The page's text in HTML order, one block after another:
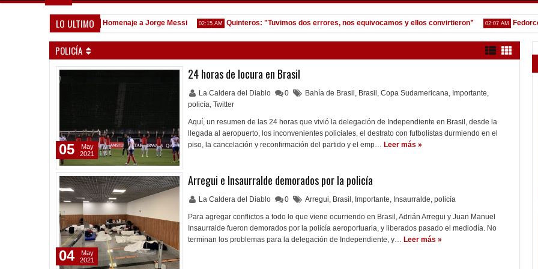
LO ULTIMO
11:47 AM Homenaje a Jorge Messi 02:15 AM Quinteros: "Tuvimos dos errores, nos equivocamos y ellos convirtieron” 02:07 AM Fedorco:
POLICÍA
24 horas de locura en Brasil
La Caldera del Diablo 0 Bahía de Brasil , Brasil , Copa Sudamericana, Importante,
policía, Twitter
Aquí, un resumen de las 24 horas que vivió la delegación de Independiente en Brasil, desde la
llegada al aeropuerto, los inconvenientes policiales, el destrato con futbolistas durmiendo en el
piso, la cancelación y reconfirmación del partido y el emp… Leer más »
05
May
2021
Arregui e Insaurralde demorados por la policía
La Caldera del Diablo 0 Arregui, Brasil , Importante, Insaurralde, policía
Para agregar conflictos a todo lo que viene ocurriendo en Brasil, Adrián Arregui y Juan Manuel
Insaurralde fueron demorados por la policía aeroportuaria, y liberados pasado el mediodía. No
terminan los problemas para la delegación de Independiente, y… Leer más »
04
May
2021